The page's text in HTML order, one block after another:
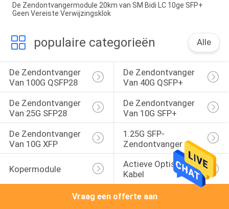
De Zendontvangermodule 20km van SM Bidi LC 10ge SFP+
Geen Vereiste Verwijzingsklok
populaire categorieën Alle
De Zendontvanger
Van 100G QSFP28
De Zendontvanger
Van 40G QSFP+
De Zendontvanger
Van 25G SFP28
De Zendontvanger
Van 10G SFP+
De Zendontvanger
Van 10G XFP
1.25G SFP-
Zendontvanger
Kopermodule
Actieve Optische
Kabel
Vraag een offerte aan